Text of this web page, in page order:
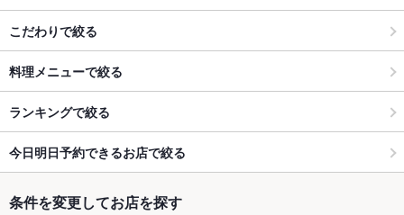
こだわりで絞る
料理メニューで絞る
ランキングで絞る
今日明日予約できるお店で絞る
条件を変更してお店を探す